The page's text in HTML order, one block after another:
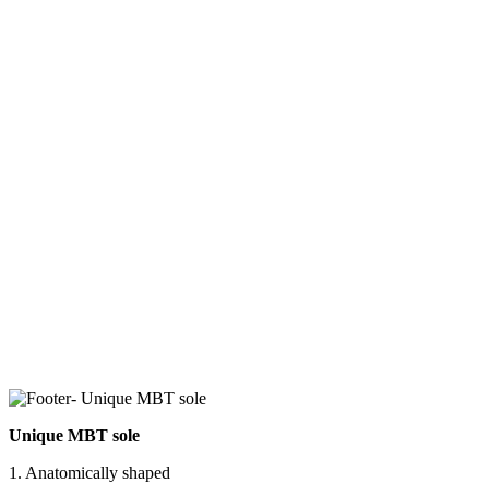
Unique MBT sole
1. Anatomically shaped